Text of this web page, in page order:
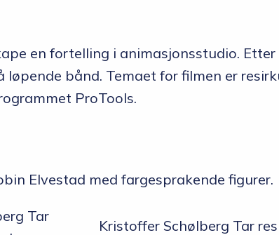
en fortelling i animasjonsstudio.
bånd. Temaet for filmen er
ProTools.
Elvestad med fargesprakende figurer.
Kristoffer Schølberg Tar